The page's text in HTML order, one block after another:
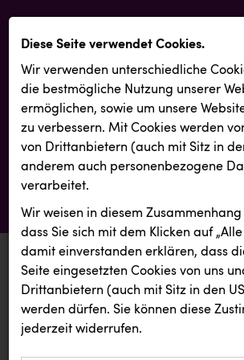
aktuelle aussendungen
aktuelle aussendungen
Diese Seite verwendet Cookies.
Wir verwenden unterschiedliche
die best­mögliche Nutzung unserer
ermöglichen, sowie um unsere
zu verbessern. Mit Cookies werden
von Drittanbietern (auch mit Sitz in
anderem auch personenbezogene
verarbeitet.
Wir weisen in diesem
dass Sie sich mit dem Klicken auf
damit ein­ver­standen erklären, dass
Seite eingesetzten Cookies von uns
Drittanbietern (auch mit Sitz in den
werden dürfen. Sie können diese
jederzeit widerrufen.